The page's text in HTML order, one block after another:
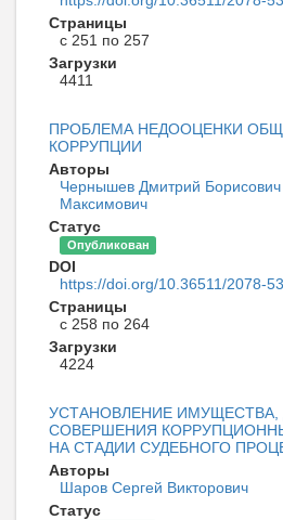
Страницы
с 251 по 257
Загрузки
4411
ПРОБЛЕМА НЕДООЦЕНКИ
КОРРУПЦИИ
Авторы
Чернышев Дмитрий Борисович
Максимович
Статус
Опубликован
DOI
https://doi.org/10.36511/2078-
Страницы
с 258 по 264
Загрузки
4224
УСТАНОВЛЕНИЕ
СОВЕРШЕНИЯ
НА СТАДИИ СУДЕБНОГО
Авторы
Шаров Сергей Викторович
Статус